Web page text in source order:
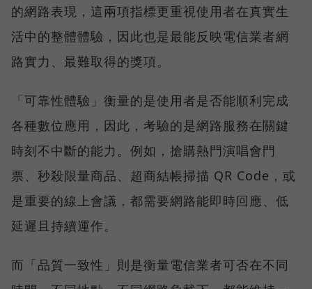
的網路表現，這兩項指標更重視使用者在真實生
活中的整體體驗，因此也是最能反映電信業者網
路實力、最難取得的獎項。
「可靠性體驗」衡量的是使用者是否能順利完成
各種數位應用，因此，考驗的是網路服務在關鍵
時刻不中斷的能力。例如，搶購熱門演唱會門
票、秒殺限量商品、超商結帳掃描 QR Code，或
是重要的線上會議，都需要網路能即時回應、低
延遲且持續運作。
而「品質一致性」則是衡量電信業者可否在不同